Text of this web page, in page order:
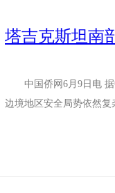
中国侨网6月9日电 据
边境地区安全局势依然